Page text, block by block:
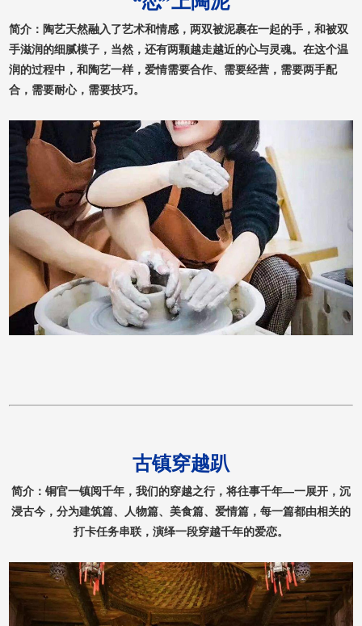
简介：陶艺天然融入了艺术和情感，两双被泥裹在一起的手，和被双
手滋润的细腻模子，当然，还有两颗越走越近的心与灵魂。在这个温
润的过程中，和陶艺一样，爱情需要合作、需要经营，需要两手配
合，需要耐心，需要技巧。
古镇穿越趴
简介：铜官一镇阅千年，我们的穿越之行，将往事千年—一展开，沉
浸古今，分为建筑篇、人物篇、美食篇、爱情篇，每一篇都由相关的
打卡任务串联，演绎一段穿越千年的爱恋。